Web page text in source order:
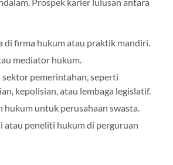
Prospek karier lulusan antara
di firma hukum atau praktik mandiri.
mediator hukum.
sektor pemerintahan, seperti
kepolisian, atau lembaga legislatif.
hukum untuk perusahaan swasta.
atau peneliti hukum di perguruan